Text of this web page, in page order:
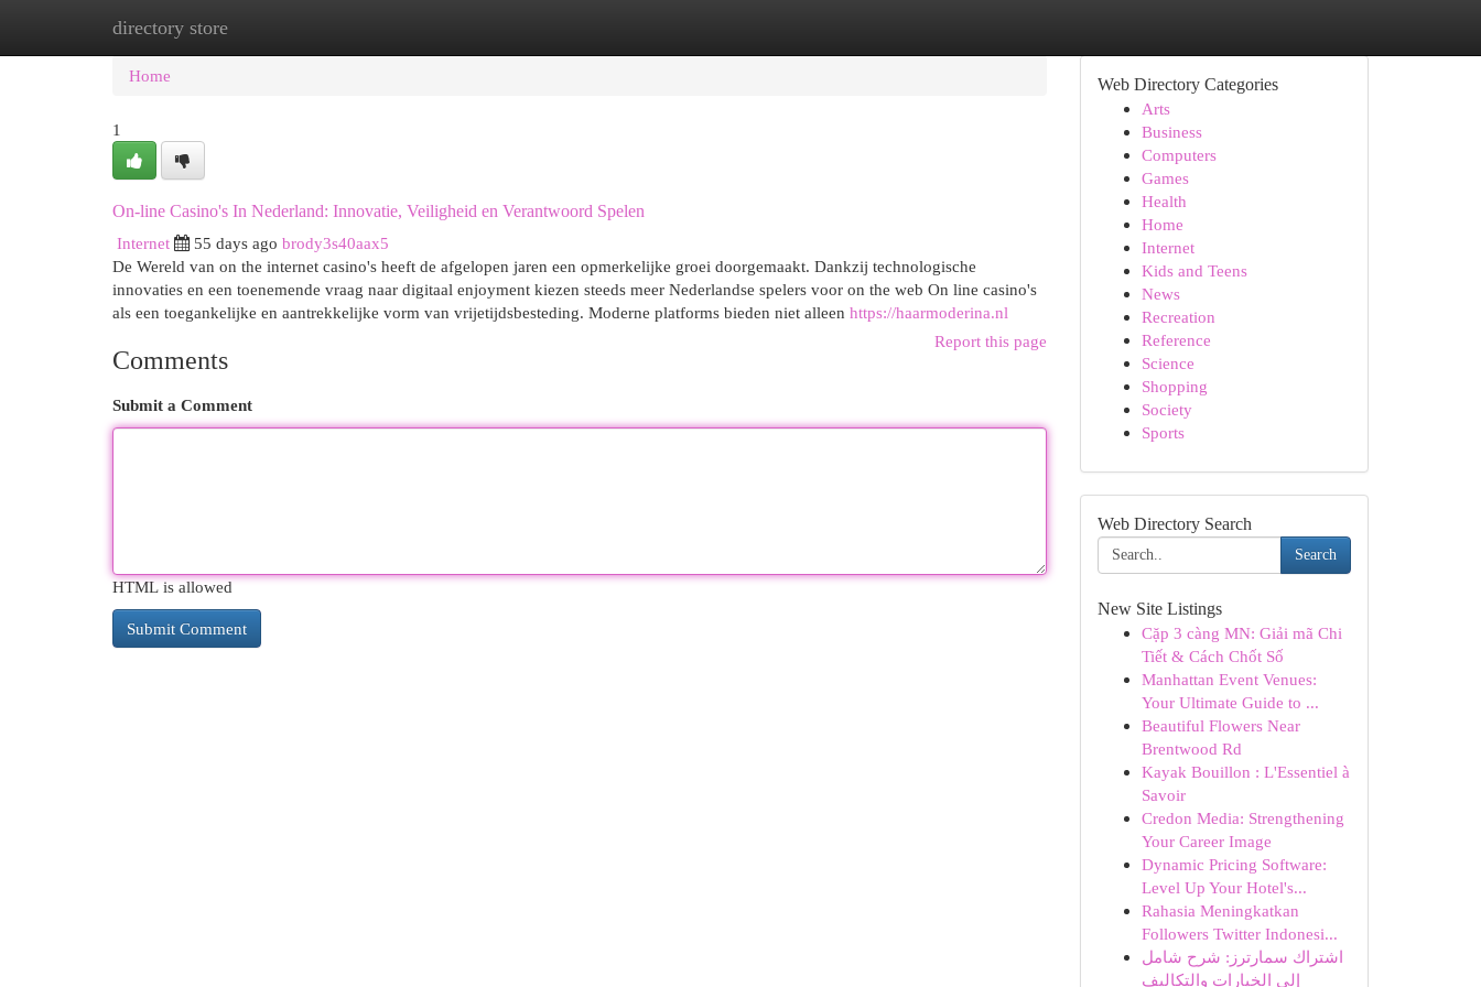
directory store
Home New Site Listings
Home
1
On-line Casino's In Nederland: Innovatie, Veiligheid en Verantwoord Spelen
Internet
55 days ago brody3s40aax5
De Wereld van on the internet casino's heeft de afgelopen jaren een opmerkelijke groei doorgemaakt. Dankzij technologische
innovaties en een toenemende vraag naar digitaal enjoyment kiezen steeds meer Nederlandse spelers voor on the web On line casino's
als een toegankelijke en aantrekkelijke vorm van vrijetijdsbesteding. Moderne platforms bieden niet alleen https://haarmoderina.nl
Report this page
Comments
Submit a Comment
HTML is allowed
Web Directory Categories
Arts
Business
Computers
Games
Health
Home
Internet
Kids and Teens
News
Recreation
Reference
Science
Shopping
Society
Sports
Web Directory Search
Search
New Site Listings
Cặp 3 càng MN: Giải mã Chi
Tiết & Cách Chốt Số
Manhattan Event Venues:
Your Ultimate Guide to ...
Beautiful Flowers Near
Brentwood Rd
Kayak Bouillon : L'Essentiel à
Savoir
Credon Media: Strengthening
Your Career Image
Dynamic Pricing Software:
Level Up Your Hotel's...
Rahasia Meningkatkan
Followers Twitter Indonesi...
اشتراك سمارترز: شرح شامل
إلى الخيارات والتكاليف